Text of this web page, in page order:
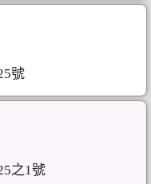
號
之1號